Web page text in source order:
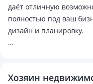
даёт отличную
полностью под ваш
дизайн и планировку.
• развитая
Хозяин